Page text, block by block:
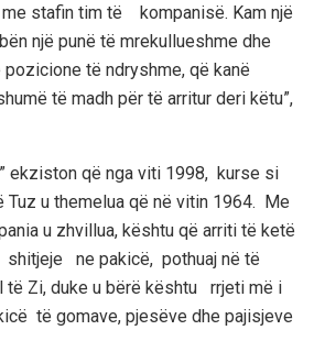
stafin tim të kompanisë. Kam një
një punë të mrekullueshme dhe
të ndryshme, që kanë
të madh për të arritur deri këtu”,
” ekziston që nga viti 1998, kurse si
u themelua që në vitin 1964. Me
u zhvillua, kështu që arriti të ketë
shitjeje ne pakicë, pothuaj në të
të Zi, duke u bërë kështu rrjeti më i
të gomave, pjesëve dhe pajisjeve